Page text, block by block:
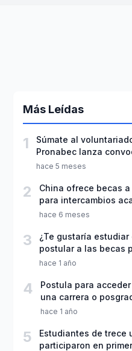
Más Leídas
1
Súmate al
Pronabec lanza
hace 5 meses
2
China ofrece becas
para intercambios
doctorados
hace 6 meses
3
¿Te gustaría
postular a las becas
hace 1 año
4
Postula para
una carrera o
hace 1 año
5
Estudiantes de trece
participaron en